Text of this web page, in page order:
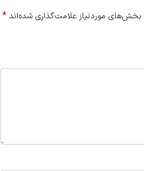
بخش‌های موردنیاز علامت‌گذاری شده‌اند*